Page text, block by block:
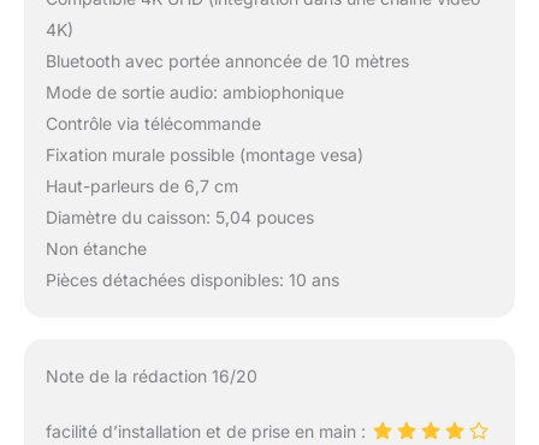
4K)
Bluetooth avec portée annoncée de 10 mètres
Mode de sortie audio: ambiophonique
Contrôle via télécommande
Fixation murale possible (montage vesa)
Haut-parleurs de 6,7 cm
Diamètre du caisson: 5,04 pouces
Non étanche
Pièces détachées disponibles: 10 ans
Note de la rédaction 16/20
facilité d’installation et de prise en main :